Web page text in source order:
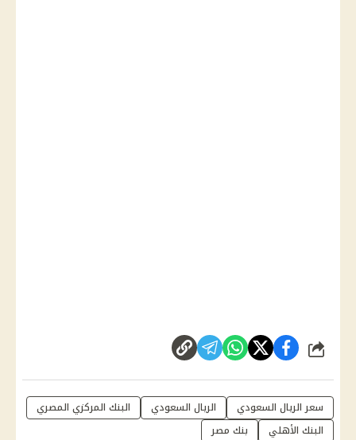
شارك
سعر الريال السعودي الريال السعودي
البنك المركزي المصري
البنك الأهلي
بنك مصر